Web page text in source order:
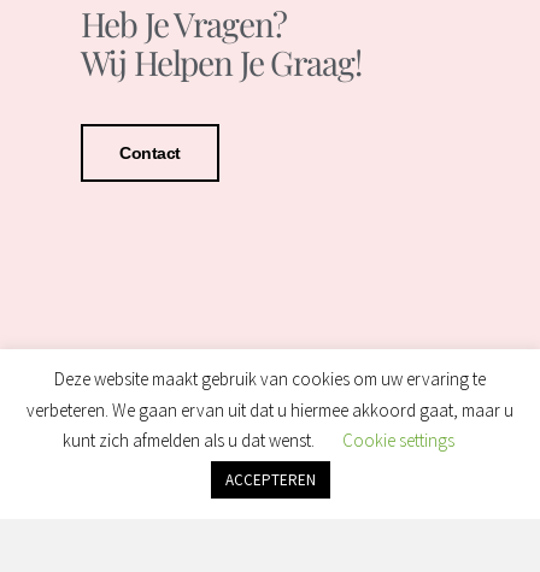
Heb Je Vragen?
Wij Helpen Je Graag!
Contact
Deze website maakt gebruik van cookies om uw ervaring te
verbeteren. We gaan ervan uit dat u hiermee akkoord gaat, maar u
kunt zich afmelden als u dat wenst.
Cookie settings
ACCEPTEREN